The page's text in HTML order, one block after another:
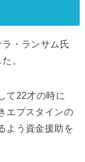
・ランサム氏
。
て22才の時に
エプスタインの
よう資金援助を